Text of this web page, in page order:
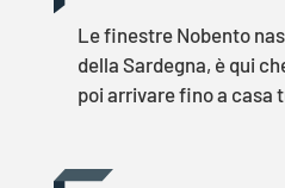
Le finestre Nobento
della Sardegna, è qui
poi arrivare fino a casa